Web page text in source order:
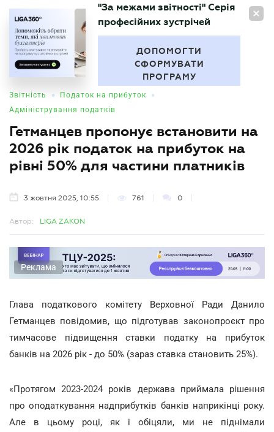
UA
БУХГАЛТЕР
"За межами звітності" Серія
професійних зустрічей
ДОПОМОГТИ
СФОРМУВАТИ
ПРОГРАМУ
Звітність • Податок на прибуток •
Адміністрування податків
Гетманцев пропонує встановити на
2026 рік податок на прибуток на
рівні 50% для частини платників
3 жовтня 2025, 10:55 761 0
Автор: LIGA ZAKON
Реклама
Глава податкового комітету Верховної Ради Данило
Гетманцев повідомив, що підготував законопроєкт про
тимчасове підвищення ставки податку на прибуток
банків на 2026 рік - до 50% (зараз ставка становить 25%).
«Протягом 2023-2024 років держава приймала рішення
про оподаткування надприбутків банків наприкінці року.
Але в цьому році, як і обіцяли, ми не піднімали